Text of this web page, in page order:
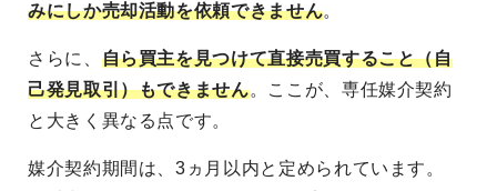
みにしか売却活動を依頼できません。
さらに、 自ら買主を見つけて直接売買すること（自
己発見取引）もできません。ここが、専任媒介契約
と大きく異なる点です。
媒介契約期間は、3ヵ月以内と定められています。